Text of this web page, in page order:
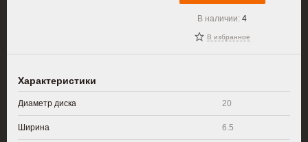
В наличии: 4
В избранное
Характеристики
Диаметр диска 20
Ширина 6.5